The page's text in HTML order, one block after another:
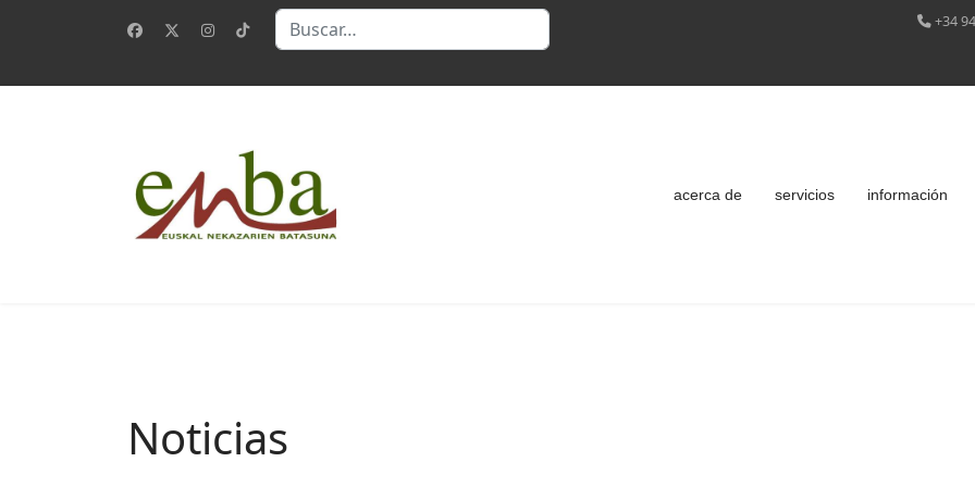
Buscar +34
acerca de servicios información
Noticias